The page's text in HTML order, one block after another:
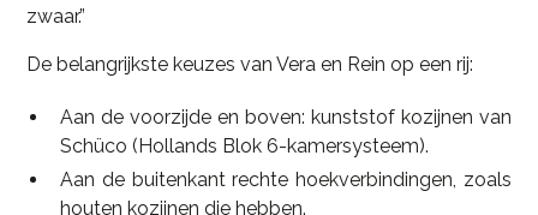
zwaar.”
De belangrijkste keuzes van Vera en Rein op een rij:
Aan de voorzijde en boven: kunststof kozijnen van
Schüco (Hollands Blok 6-kamersysteem).
Aan de buitenkant rechte hoekverbindingen, zoals
houten kozijnen die hebben.